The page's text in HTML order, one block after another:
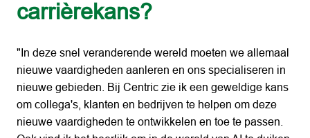
carrièrekans?
"In deze snel veranderende wereld moeten we allemaal
nieuwe vaardigheden aanleren en ons specialiseren in
nieuwe gebieden. Bij Centric zie ik een geweldige kans
om collega's, klanten en bedrijven te helpen om deze
nieuwe vaardigheden te ontwikkelen en toe te passen.